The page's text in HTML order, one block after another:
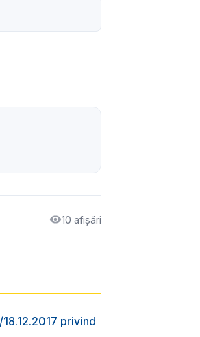
10 afișări
privind